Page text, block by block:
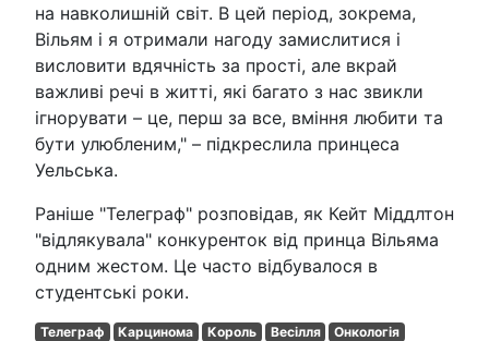
на навколишній світ. В цей період, зокрема,
Вільям і я отримали нагоду замислитися і
висловити вдячність за прості, але вкрай
важливі речі в житті, які багато з нас звикли
ігнорувати – це, перш за все, вміння любити та
бути улюбленим," – підкреслила принцеса
Уельська.
Раніше "Телеграф" розповідав, як Кейт Міддлтон
"відлякувала" конкуренток від принца Вільяма
одним жестом. Це часто відбувалося в
студентські роки.
Телеграф Карцинома Король Весілля
Онкологія